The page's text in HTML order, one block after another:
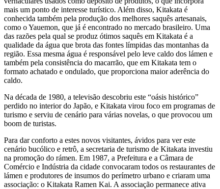
mais um ponto de interesse turístico. Além disso, Kitakata é
conhecida também pela produção dos melhores saquês artesanais,
como o Yauemon, que já é encontrado no mercado brasileiro. Uma
das razões pela qual se produz ótimos saquês em Kitakata é a
qualidade da água que brota das fontes límpidas das montanhas da
região. Essa mesma água é responsável pelo leve caldo dos lámen e
também pela consistência do macarrão, que em Kitakata tem o
formato achatado e ondulado, que proporciona maior aderência do
caldo.
Na década de 1980, a televisão descobriu este “oásis histórico”
perdido no interior do Japão, e Kitakata virou foco em programas de
turismo e serviu de cenário para várias novelas, o que provocou um
boom de turistas.
Para dar conforto a estes novos visitantes, ávidos para ver este
cenário bucólico e retrô, a secretaria de turismo de Kitakata investiu
na promoção do rámen. Em 1987, a Prefeitura e a Câmara de
Comércio e Indústria da cidade convocaram todos os restaurantes de
lámen e produtores de insumos do perímetro urbano e criaram uma
associação: o Kitakata Ramen Kai. A associação permanece ativa